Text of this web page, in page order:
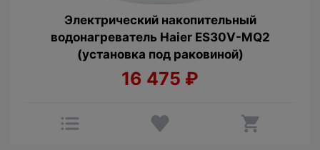
Электрический накопительный
водонагреватель Haier ES30V-MQ2
(установка под раковиной)
16 475 ₽